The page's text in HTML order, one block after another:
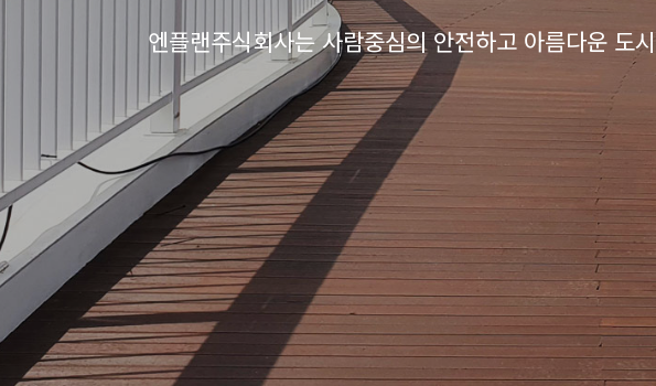
엔플랜주식회사는 사람중심의 안전하고 아름다운 도